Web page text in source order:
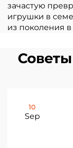
зачастую
игрушки в
из поколения
10
Sep